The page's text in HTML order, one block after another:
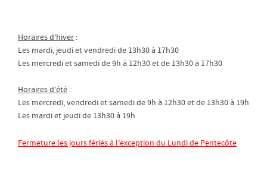
Horaires d’hiver :
Les mardi, jeudi et vendredi de 13h30 à 17h30
Les mercredi et samedi de 9h à 12h30 et de 13h30 à 17h30
Horaires d’été :
Les mercredi, vendredi et samedi de 9h à 12h30 et de 13h30 à 19h
Les mardi et jeudi de 13h30 à 19h
Fermeture les jours fériés à l’exception du Lundi de Pentecôte